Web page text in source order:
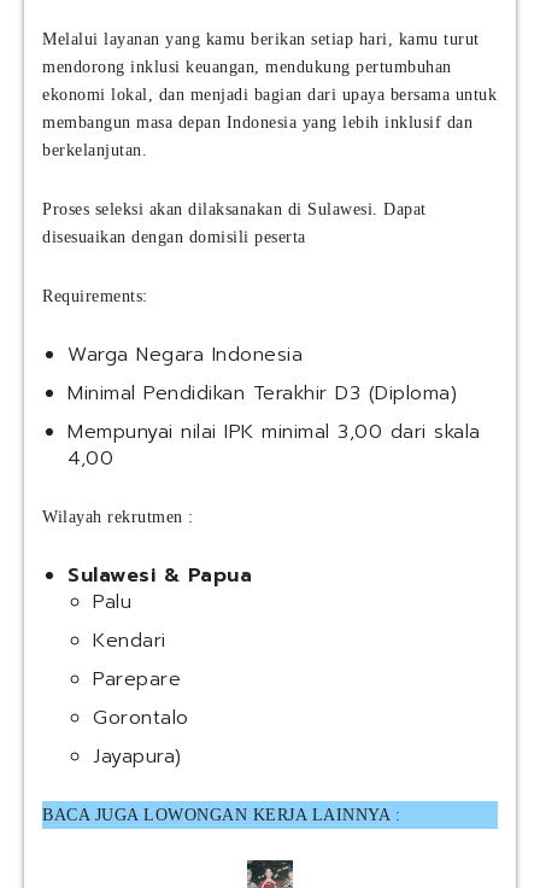
Melalui layanan yang kamu berikan setiap hari, kamu turut
mendorong inklusi keuangan, mendukung pertumbuhan
ekonomi lokal, dan menjadi bagian dari upaya bersama untuk
membangun masa depan Indonesia yang lebih inklusif dan
berkelanjutan.
Proses seleksi akan dilaksanakan di Sulawesi. Dapat
disesuaikan dengan domisili peserta
Requirements:
Warga Negara Indonesia
Minimal Pendidikan Terakhir D3 (Diploma)
Mempunyai nilai IPK minimal 3,00 dari skala
4,00
Wilayah rekrutmen :
Sulawesi & Papua
Palu
Kendari
Parepare
Gorontalo
Jayapura)
BACA JUGA LOWONGAN KERJA LAINNYA :